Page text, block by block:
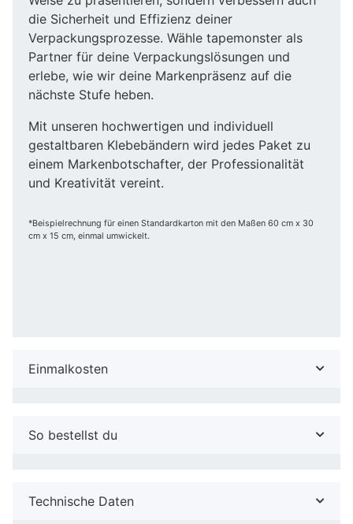
die Sicherheit und Effizienz deiner
Verpackungsprozesse. Wähle tapemonster als
Partner für deine Verpackungslösungen und
erlebe, wie wir deine Markenpräsenz auf die
nächste Stufe heben.
Mit unseren hochwertigen und individuell
gestaltbaren Klebebändern wird jedes Paket zu
einem Markenbotschafter, der Professionalität
und Kreativität vereint.
*Beispielrechnung für einen Standardkarton mit den Maßen 60 cm x 30
cm x 15 cm, einmal umwickelt.
Einmalkosten
So bestellst du
Technische Daten